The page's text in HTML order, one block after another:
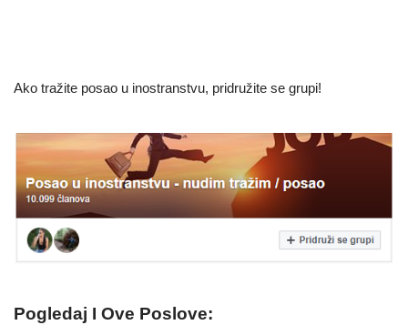
Ako tražite posao u inostranstvu, pridružite se grupi!
Pogledaj I Ove Poslove: